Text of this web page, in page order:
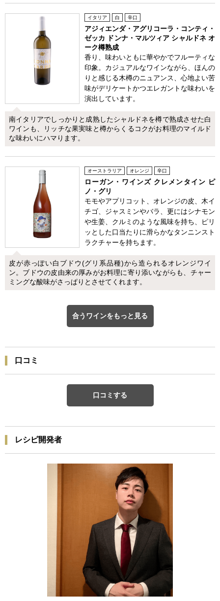
イタリア 白 辛口
アジィエンダ・アグリコーラ・コンティ・
ゼッカ ドンナ・マルツィア シャルドネ オ
ーク樽熟成
香り、味わいともに華やかでフルーティな
印象。カジュアルなワインながら、ほんの
りと感じる木樽のニュアンス、心地よい苦
味がデリケートかつエレガントな味わいを
演出しています。
南イタリアでしっかりと成熟したシャルドネを樽で熟成させた白
ワインも、リッチな果実味と樽からくるコクがお料理のマイルド
な味わいにハマります。
オーストラリア オレンジ 辛口
ローガン・ワインズ クレメンタイン ピ
ノ・グリ
モモやアプリコット、オレンジの皮、木イ
チゴ、ジャスミンやバラ、更にはシナモン
や生姜、クルミのような風味を持ち、ピリ
ッとした口当たりに滑らかなタンニンスト
ラクチャーを持ちます。
皮が赤っぽい白ブドウ(グリ系品種)から造られるオレンジワイ
ン。ブドウの皮由来の厚みがお料理に寄り添いながらも、チャー
ミングな酸味がさっぱりとさせてくれます。
合うワインをもっと見る
口コミ
口コミする
レシピ開発者